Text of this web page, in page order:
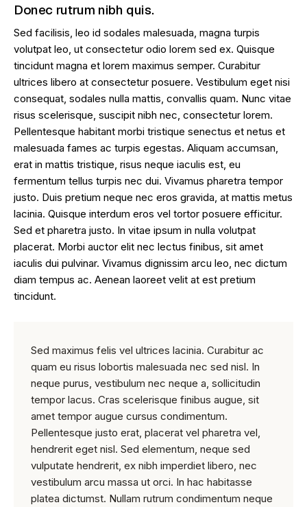
Donec rutrum nibh quis.
Sed facilisis, leo id sodales malesuada, magna turpis
volutpat leo, ut consectetur odio lorem sed ex. Quisque
tincidunt magna et lorem maximus semper. Curabitur
ultrices libero at consectetur posuere. Vestibulum eget nisi
consequat, sodales nulla mattis, convallis quam. Nunc vitae
risus scelerisque, suscipit nibh nec, consectetur lorem.
Pellentesque habitant morbi tristique senectus et netus et
malesuada fames ac turpis egestas. Aliquam accumsan,
erat in mattis tristique, risus neque iaculis est, eu
fermentum tellus turpis nec dui. Vivamus pharetra tempor
justo. Duis pretium neque nec eros gravida, at mattis metus
lacinia. Quisque interdum eros vel tortor posuere efficitur.
Sed et pharetra justo. In vitae ipsum in nulla volutpat
placerat. Morbi auctor elit nec lectus finibus, sit amet
iaculis dui pulvinar. Vivamus dignissim arcu leo, nec dictum
diam tempus ac. Aenean laoreet velit at est pretium
tincidunt.
Sed maximus felis vel ultrices lacinia. Curabitur ac
quam eu risus lobortis malesuada nec sed nisl. In
neque purus, vestibulum nec neque a, sollicitudin
tempor lacus. Cras scelerisque finibus augue, sit
amet tempor augue cursus condimentum.
Pellentesque justo erat, placerat vel pharetra vel,
hendrerit eget nisl. Sed elementum, neque sed
vulputate hendrerit, ex nibh imperdiet libero, nec
vestibulum arcu massa ut orci. In hac habitasse
platea dictumst. Nullam rutrum condimentum neque